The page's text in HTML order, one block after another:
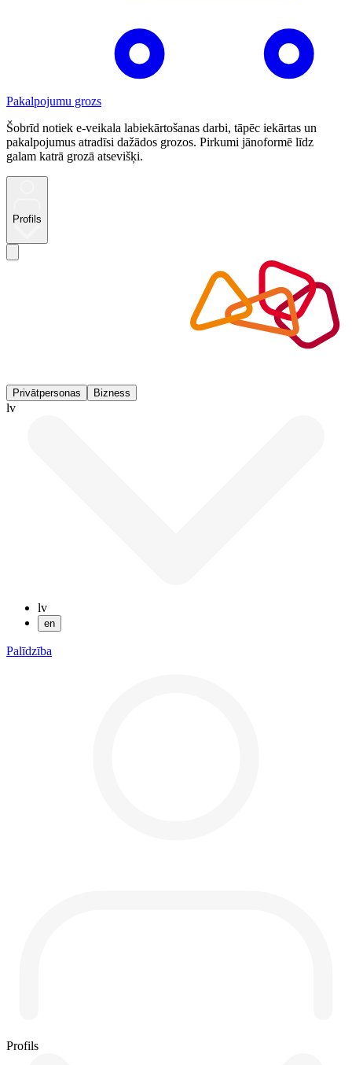
Pakalpojumu grozs
Šobrīd notiek e-veikala labiekārtošanas darbi, tāpēc iekārtas un
pakalpojumus atradīsi dažādos grozos. Pirkumi jānoformē līdz
galam katrā grozā atsevišķi.
Profils
Privātpersonas Bizness
lv
lv
en
Palīdzība
Profils